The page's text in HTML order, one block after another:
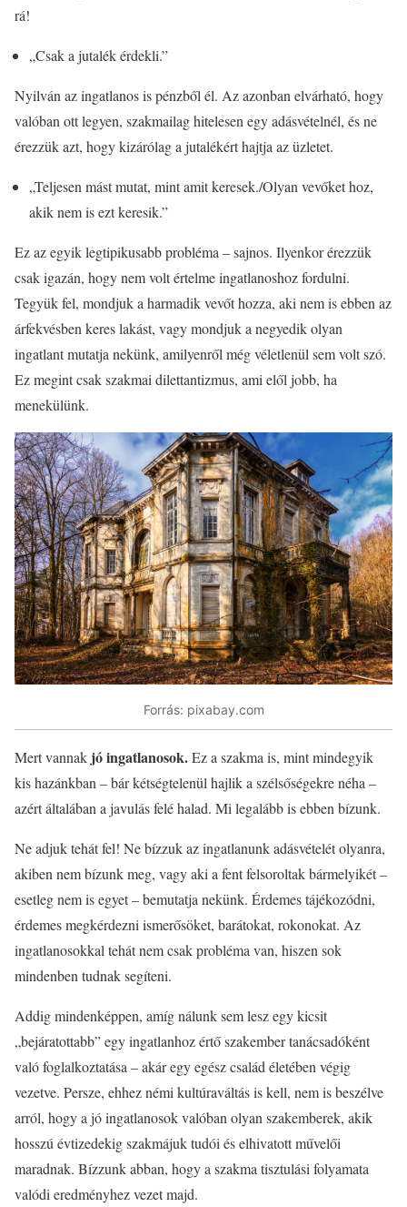
rá!
„Csak a jutalék érdekli.”
Nyilván az ingatlanos is pénzből él. Az azonban elvárható, hogy
valóban ott legyen, szakmailag hitelesen egy adásvételnél, és ne
érezzük azt, hogy kizárólag a jutalékért hajtja az üzletet.
„Teljesen mást mutat, mint amit keresek./Olyan vevőket hoz,
akik nem is ezt keresik.”
Ez az egyik legtipikusabb probléma – sajnos. Ilyenkor érezzük
csak igazán, hogy nem volt értelme ingatlanoshoz fordulni.
Tegyük fel, mondjuk a harmadik vevőt hozza, aki nem is ebben az
árfekvésben keres lakást, vagy mondjuk a negyedik olyan
ingatlant mutatja nekünk, amilyenről még véletlenül sem volt szó.
Ez megint csak szakmai dilettantizmus, ami elől jobb, ha
menekülünk.
Forrás: pixabay.com
Mert vannak jó ingatlanosok.Ez a szakma is, mint mindegyik
kis hazánkban – bár kétségtelenül hajlik a szélsőségekre néha –
azért általában a javulás felé halad. Mi legalább is ebben bízunk.
Ne adjuk tehát fel! Ne bízzuk az ingatlanunk adásvételét olyanra,
akiben nem bízunk meg, vagy aki a fent felsoroltak bármelyikét –
esetleg nem is egyet – bemutatja nekünk. Érdemes tájékozódni,
érdemes megkérdezni ismerősöket, barátokat, rokonokat. Az
ingatlanosokkal tehát nem csak probléma van, hiszen sok
mindenben tudnak segíteni.
Addig mindenképpen, amíg nálunk sem lesz egy kicsit
„bejáratottabb” egy ingatlanhoz értő szakember tanácsadóként
való foglalkoztatása – akár egy egész család életében végig
vezetve. Persze, ehhez némi kultúraváltás is kell, nem is beszélve
arról, hogy a jó ingatlanosok valóban olyan szakemberek, akik
hosszú évtizedekig szakmájuk tudói és elhivatott művelői
maradnak. Bízzunk abban, hogy a szakma tisztulási folyamata
valódi eredményhez vezet majd.